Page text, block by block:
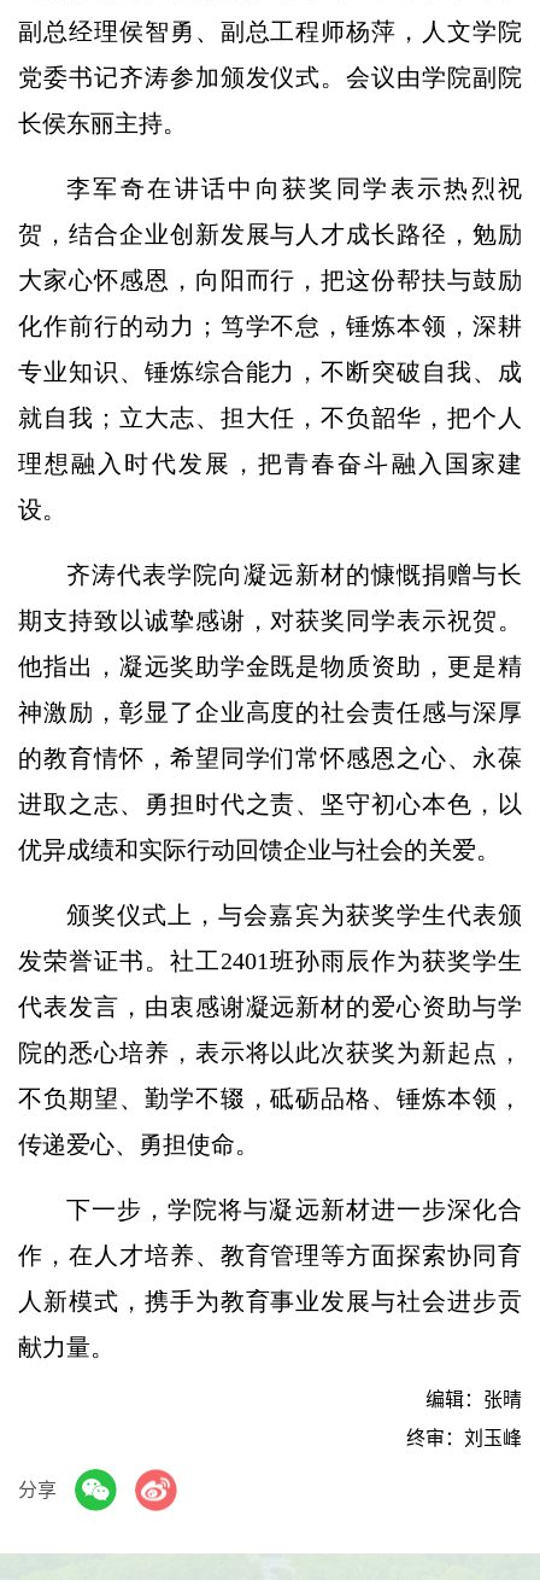
副总经理侯智勇、副总工程师杨萍，人文学院
党委书记齐涛参加颁发仪式。会议由学院副院
长侯东丽主持。
李军奇在讲话中向获奖同学表示热烈祝
贺，结合企业创新发展与人才成长路径，勉励
大家心怀感恩，向阳而行，把这份帮扶与鼓励
化作前行的动力；笃学不怠，锤炼本领，深耕
专业知识、锤炼综合能力，不断突破自我、成
就自我；立大志、担大任，不负韶华，把个人
理想融入时代发展，把青春奋斗融入国家建
设。
齐涛代表学院向凝远新材的慷慨捐赠与长
期支持致以诚挚感谢，对获奖同学表示祝贺。
他指出，凝远奖助学金既是物质资助，更是精
神激励，彰显了企业高度的社会责任感与深厚
的教育情怀，希望同学们常怀感恩之心、永葆
进取之志、勇担时代之责、坚守初心本色，以
优异成绩和实际行动回馈企业与社会的关爱。
颁奖仪式上，与会嘉宾为获奖学生代表颁
发荣誉证书。社工2401班孙雨辰作为获奖学生
代表发言，由衷感谢凝远新材的爱心资助与学
院的悉心培养，表示将以此次获奖为新起点，
不负期望、勤学不辍，砥砺品格、锤炼本领，
传递爱心、勇担使命。
下一步，学院将与凝远新材进一步深化合
作，在人才培养、教育管理等方面探索协同育
人新模式，携手为教育事业发展与社会进步贡
献力量。
编辑：张晴
终审：刘玉峰
分享